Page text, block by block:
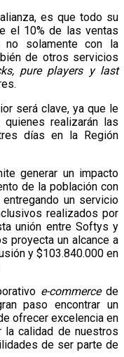
es que todo su
el 10% de las ventas
solamente con la
de otros servicios
pure players y last
será clave, ya que le
realizarán las
días en la Región
generar un impacto
de la población con
un servicio
realizados por
unión entre Softys y
proyecta un alcance a
y $103.840.000 en
e-commercede
paso encontrar un
ofrecer excelencia en
la calidad de nuestros
de ser parte de